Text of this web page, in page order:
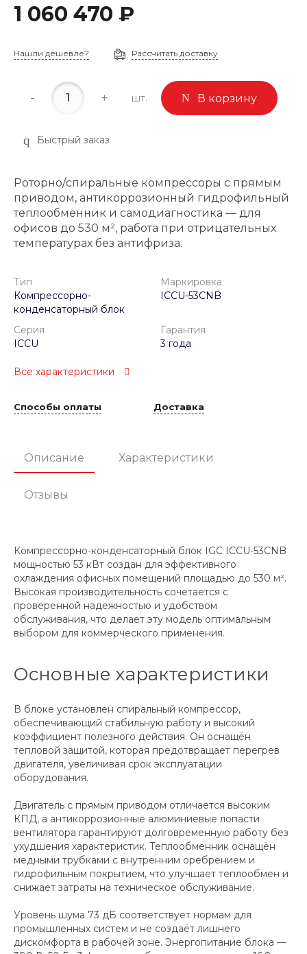
1 060 470 ₽
Нашли дешевле? Рассчитать доставку
- + шт. В корзину
Быстрый заказ
Роторно/спиральные компрессоры с прямым
приводом, антикоррозионный гидрофильный
теплообменник и самодиагностика — для
офисов до 530 м², работа при отрицательных
температурах без антифриза.
Тип
Компрессорно-
конденсаторный блок
Маркировка
ICCU-53CNB
Серия
ICCU
Гарантия
3 года
Все характеристики
Способы оплаты Доставка
Описание Характеристики
Отзывы
Компрессорно-конденсаторный блок IGC ICCU-53CNB
мощностью 53 кВт создан для эффективного
охлаждения офисных помещений площадью до 530 м².
Высокая производительность сочетается с
проверенной надежностью и удобством
обслуживания, что делает эту модель оптимальным
выбором для коммерческого применения.
Основные характеристики
В блоке установлен спиральный компрессор,
обеспечивающий стабильную работу и высокий
коэффициент полезного действия. Он оснащён
тепловой защитой, которая предотвращает перегрев
двигателя, увеличивая срок эксплуатации
оборудования.
Двигатель с прямым приводом отличается высоким
КПД, а антикоррозионные алюминиевые лопасти
вентилятора гарантируют долговременную работу без
ухудшения характеристик. Теплообменник оснащён
медными трубками с внутренним оребрением и
гидрофильным покрытием, что улучшает теплообмен и
снижает затраты на техническое обслуживание.
Уровень шума 73 дБ соответствует нормам для
промышленных систем и не создаёт лишнего
дискомфорта в рабочей зоне. Энергопитание блока —